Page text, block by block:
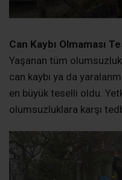
Hasar Tespit Çalışmaları
Fırtınanın etkisini